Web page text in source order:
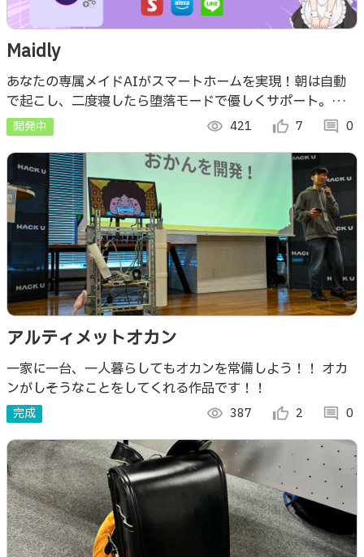
Maidly
あなたの専属メイドAIがスマートホームを実現！朝は自動
で起こし、二度寝したら堕落モードで優しくサポート。
LINEや声で家電を遠隔操作でき、帰宅前のエアコン提案
も！
開発中 visibility 421 thumb_up_alt 7 comment 0
アルティメットオカン
一家に一台、一人暮らしてもオカンを常備しよう！！ オカ
ンがしそうなことをしてくれる作品です！！
完成 visibility 387 thumb_up_alt 2 comment 0